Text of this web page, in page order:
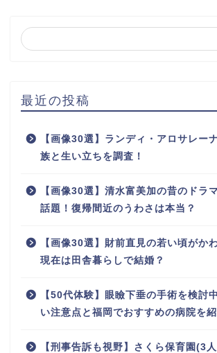
最近の投稿
【画像30選】ランディ・アロサレー
族と生い立ちを調査！
【画像30選】清水富美加の昔のドラ
話題！復帰間近のうわさは本当？
【画像30選】財前直見の若い頃がか
現在は田舎暮らしで結婚？
【50代体験】眼瞼下垂の手術を検討
い注意点と福岡でおすすめの病院を紹
【刑事告訴も視野】さくら保育園(3